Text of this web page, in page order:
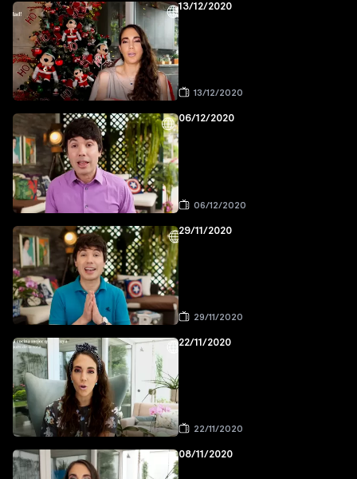
13/12/2020
13/12/2020
06/12/2020
06/12/2020
29/11/2020
29/11/2020
22/11/2020
22/11/2020
08/11/2020